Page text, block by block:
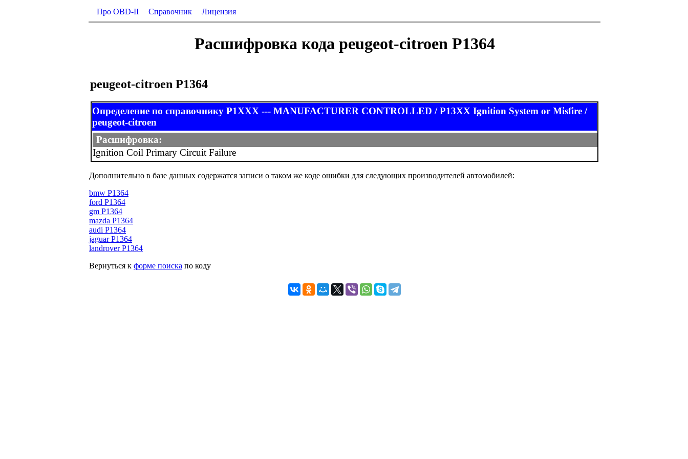
Про OBD-II Справочник Лицензия
Расшифровка кода peugeot-citroen P1364
peugeot-citroen P1364
Определение по справочнику P1XXX --- MANUFACTURER CONTROLLED / P13XX Ignition System or Misfire /
peugeot-citroen
Расшифровка:
Ignition Coil Primary Circuit Failure
Дополнительно в базе данных содержатся записи о таком же коде ошибки для следующих производителей автомобилей:
bmw P1364
ford P1364
gm P1364
mazda P1364
audi P1364
jaguar P1364
landrover P1364
Вернуться к форме поиска по коду